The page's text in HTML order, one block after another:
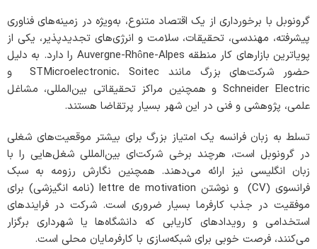
گرونوبل با برخورداری از یک اقتصاد متنوع، به‌ویژه در زمینه‌های فناوری
پیشرفته، مهندسی، تحقیقات، سلامت و انرژی‌های تجدیدپذیر، یکی از
پویاترین بازارهای کار منطقه Auvergne-Rhône-Alpes را دارد. به دلیل
حضور شرکت‌های بزرگ مانند STMicroelectronic، Soitec و
Schneider Electric و همچنین مراکز تحقیقاتی بین‌المللی، مشاغل
علمی، پژوهشی و فنی در این شهر بسیار پرتقاضا هستند.
تسلط به زبان فرانسه یک امتیاز بزرگ برای بیشتر موقعیت‌های شغلی
در گرونوبل است، هرچند برخی شرکت‌ای بین‌المللی شغل‌هایی را با
زبان انگلیسی نیز ارائه می‌دهند. همچنین نگارش رزومه به سبک
فرانسوی (CV) و نوشتن lettre de motivation (نامه انگیزشی) برای
موفقیت در جذب کارفرما بسیار ضروری است. شرکت در فرایندهای
استخدامی و رویدادهای کاریابی که دانشگاه‌ها یا شهرداری برگزار
می‌کنند، فرصت خوبی برای شبکه‌سازی با کارفرمایان محلی است.